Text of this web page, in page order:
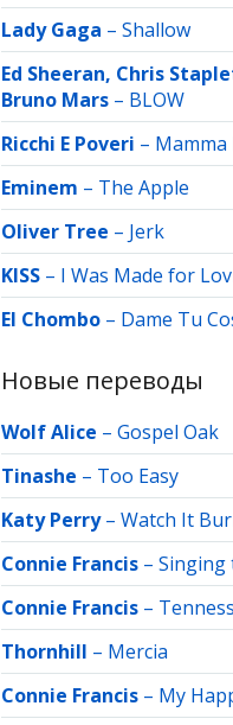
Lady Gaga – Shallow
Ed Sheeran, Chris
Bruno Mars – BLOW
Ricchi E Poveri –
Eminem – The Apple
Oliver Tree – Jerk
KISS – I Was Made for
El Chombo – Dame Tu
Новые переводы
Wolf Alice – Gospel Oak
Tinashe – Too Easy
Katy Perry– Watch It
Connie Francis – Singing
Connie Francis –
Thornhill – Mercia
Connie Francis – My